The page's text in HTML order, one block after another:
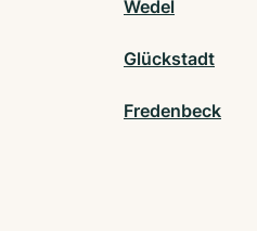
Wedel
Glückstadt
Fredenbeck